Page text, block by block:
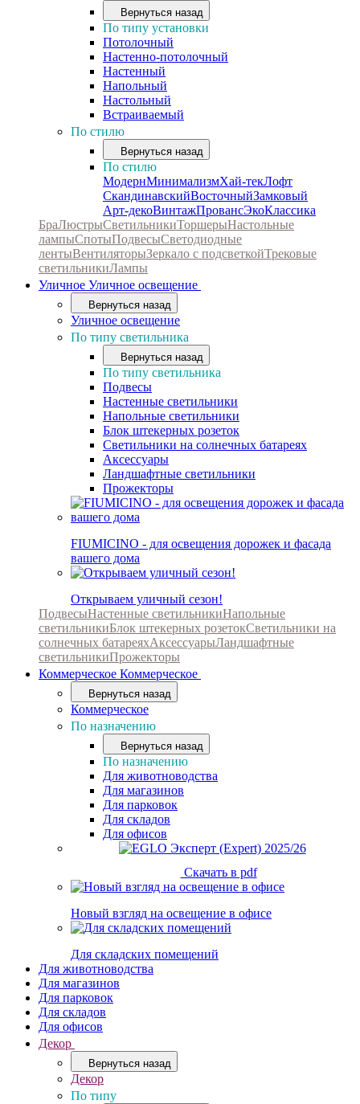
Вернуться назад
По типу установки
Потолочный
Настенно-потолочный
Настенный
Напольный
Настольный
Встраиваемый
По стилю
Вернуться назад
По стилю
МодернМинимализмХай-текЛофт
СкандинавскийВосточныйЗамковый
Арт-декоВинтажПровансЭкоКлассика
БраЛюстрыСветильникиТоршерыНастольные
лампыСпотыПодвесыСветодиодные
лентыВентиляторыЗеркало с подсветкойТрековые
светильникиЛампы
Уличное Уличное освещение
Вернуться назад
Уличное освещение
По типу светильника
Вернуться назад
По типу светильника
Подвесы
Настенные светильники
Напольные светильники
Блок штекерных розеток
Светильники на солнечных батареях
Аксессуары
Ландшафтные светильники
Прожекторы
FIUMICINO - для освещения дорожек и фасада
вашего дома
Открываем уличный сезон!
ПодвесыНастенные светильникиНапольные
светильникиБлок штекерных розетокСветильники на
солнечных батареяхАксессуарыЛандшафтные
светильникиПрожекторы
Коммерческое Коммерческое
Вернуться назад
Коммерческое
По назначению
Вернуться назад
По назначению
Для животноводства
Для магазинов
Для парковок
Для складов
Для офисов
Скачать в pdf
Новый взгляд на освещение в офисе
Для складских помещений
Для животноводства
Для магазинов
Для парковок
Для складов
Для офисов
Декор
Вернуться назад
Декор
По типу